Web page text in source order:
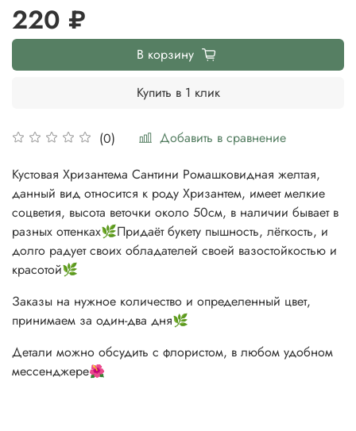
(0) Добавить в сравнение
220 ₽
В корзину
Купить в 1 клик
Кустовая Хризантема Сантини Ромашковидная желтая,
данный вид относится к роду Хризантем, имеет мелкие
соцветия, высота веточки около 50см, в наличии бывает в
разных оттенках🌿Придаёт букету пышность, лёгкость, и
долго радует своих обладателей своей вазостойкостью и
красотой🌿
Заказы на нужное количество и определенный цвет,
принимаем за один-два дня🌿
Детали можно обсудить с флористом, в любом удобном
мессенджере🌺